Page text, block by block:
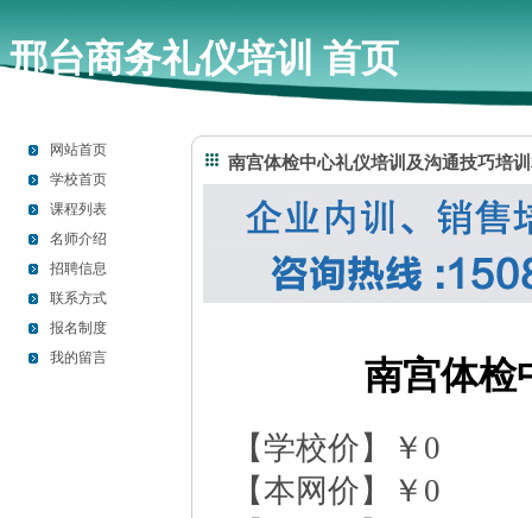
邢台商务礼仪培训 首页
网站首页
学校首页
课程列表
名师介绍
招聘信息
联系方式
报名制度
我的留言
南宫体检中心礼仪培训及沟通技巧培
南宫体检
【学校价】￥0
【本网价】￥0